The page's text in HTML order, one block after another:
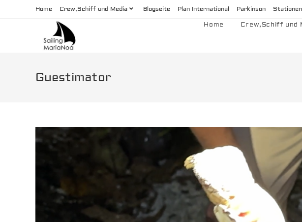
Home Crew,Schiff und Media Blogseite Plan International Parkinson
Home Crew,Schiff und
Guestimator